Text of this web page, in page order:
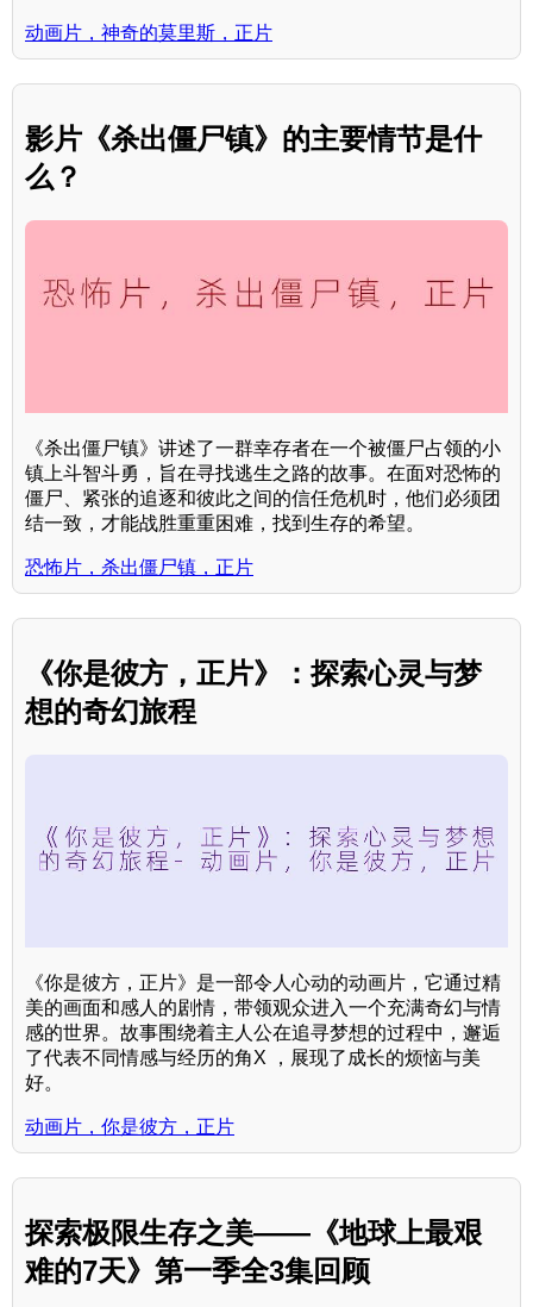
动画片，神奇的莫里斯，正片
影片《杀出僵尸镇》的主要情节是什
么？
《杀出僵尸镇》讲述了一群幸存者在一个被僵尸占领的小
镇上斗智斗勇，旨在寻找逃生之路的故事。在面对恐怖的
僵尸、紧张的追逐和彼此之间的信任危机时，他们必须团
结一致，才能战胜重重困难，找到生存的希望。
恐怖片，杀出僵尸镇，正片
《你是彼方，正片》：探索心灵与梦
想的奇幻旅程
《你是彼方，正片》是一部令人心动的动画片，它通过精
美的画面和感人的剧情，带领观众进入一个充满奇幻与情
感的世界。故事围绕着主人公在追寻梦想的过程中，邂逅
了代表不同情感与经历的角X ，展现了成长的烦恼与美
好。
动画片，你是彼方，正片
探索极限生存之美——《地球上最艰
难的7天》第一季全3集回顾